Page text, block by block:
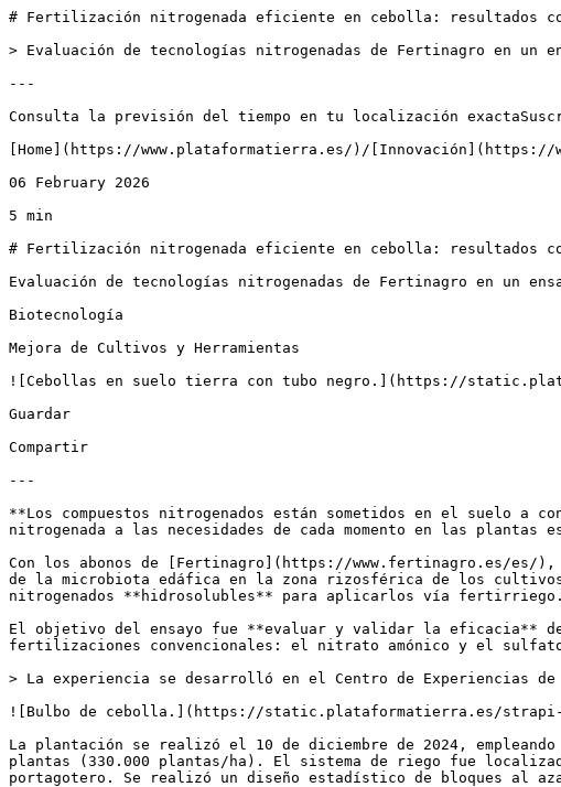
# Fertilización nitrogenada eficiente en cebolla: resultados
> Evaluación de tecnologías nitrogenadas de Fertinagro en un
---
Consulta la previsión del tiempo en tu localización
[Home](https://www.plataformatierra.es/)/[Innovación](https://
06 February 2026
5 min
# Fertilización nitrogenada eficiente en cebolla: resultados
Evaluación de tecnologías nitrogenadas de Fertinagro en un
Biotecnología
Mejora de Cultivos y Herramientas
![Cebollas en suelo tierra con tubo negro.](https://
Guardar
Compartir
---
**Los compuestos nitrogenados están sometidos en el suelo a
nitrogenada a las necesidades de cada momento en las
Con los abonos de [Fertinagro](https://www.fertinagro.es/es/),
de la microbiota edáfica en la zona rizosférica de los
nitrogenados **hidrosolubles** para aplicarlos vía fertirriego.
El objetivo del ensayo fue **evaluar y validar la eficacia** de
fertilizaciones convencionales: el nitrato amónico y el
> La experiencia se desarrolló en el Centro de Experiencias
![Bulbo de cebolla.](https://static.plataformatierra.es/strapi-
La plantación se realizó el 10 de diciembre de 2024,
plantas (330.000 plantas/ha). El sistema de riego fue
portagotero. Se realizó un diseño estadístico de bloques al